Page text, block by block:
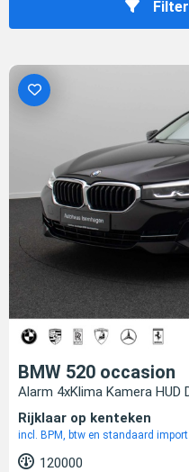
BMW 520 occasion
Alarm 4xKlima Kamera HUD
Rijklaar op kenteken
incl. BPM, btw en standaard
120000